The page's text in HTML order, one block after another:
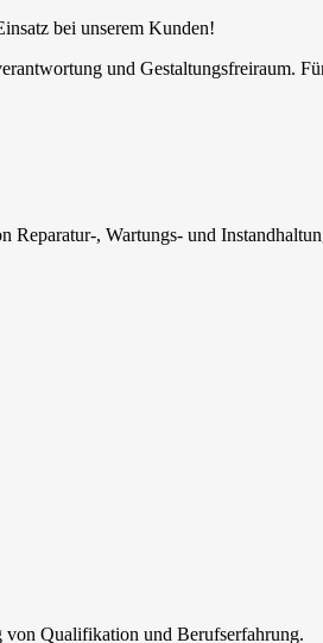
bei unserem Kunden!
und Gestaltungsfreiraum.
, Wartungs- und
von Qualifikation und Berufserfahrung.